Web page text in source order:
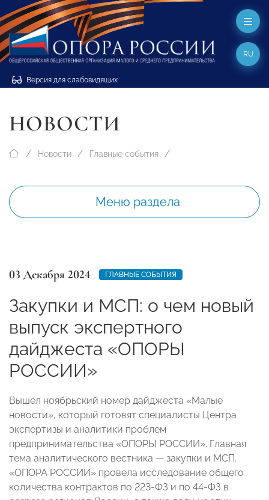
Версия для слабовидящих
RU
НОВОСТИ
Новости Главные события
Меню раздела
03 Декабря 2024 ГЛАВНЫЕ СОБЫТИЯ
Закупки и МСП: о чем новый
выпуск экспертного
дайджеста «ОПОРЫ
РОССИИ»
Вышел ноябрьский номер дайджеста «Малые
новости», который готовят специалисты Центра
экспертизы и аналитики проблем
предпринимательства «ОПОРЫ РОССИИ». Главная
тема аналитического вестника — закупки и МСП.
«ОПОРА РОССИИ» провела исследование общего
количества контрактов по 223-ФЗ и по 44-ФЗ в